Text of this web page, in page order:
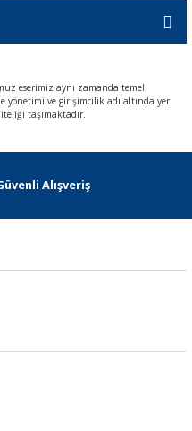
eserimiz aynı zamanda temel
ve girişimcilik adı altında yer
taşımaktadır.
Alışveriş